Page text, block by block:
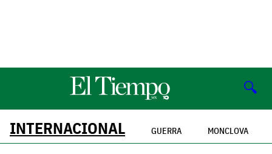
🔍
INTERNACIONAL GUERRA MONCLOVA